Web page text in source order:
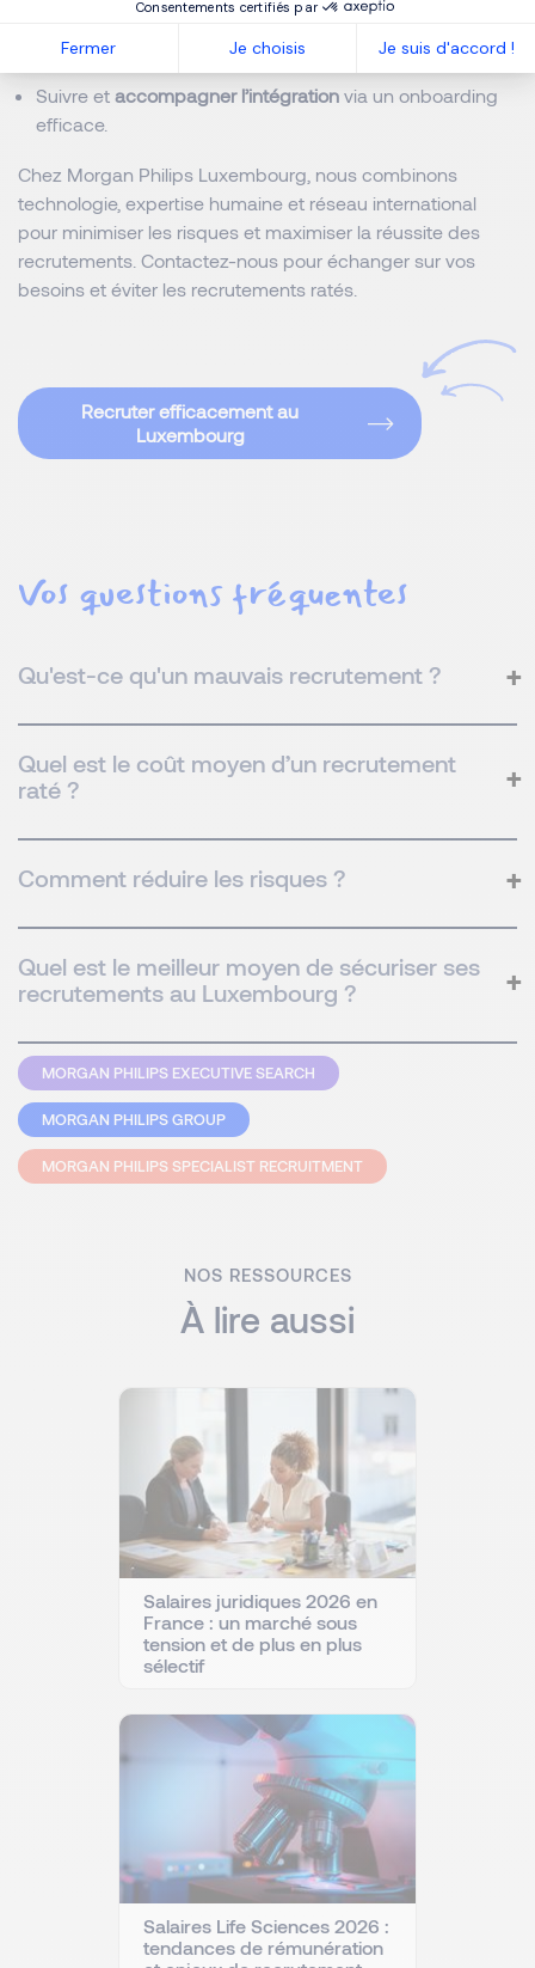
Consentements certifiés par
Fermer Je choisis Je suis d'accord !
références).
Suivre et accompagner l’intégration via un onboarding
efficace.
Chez Morgan Philips Luxembourg, nous combinons
technologie, expertise humaine et réseau international
pour minimiser les risques et maximiser la réussite des
recrutements. Contactez-nous pour échanger sur vos
besoins et éviter les recrutements ratés.
Recruter efficacement au
Luxembourg
Vos questions fréquentes
Qu'est-ce qu'un mauvais recrutement ?
Quel est le coût moyen d’un recrutement
raté ?
Comment réduire les risques ?
Quel est le meilleur moyen de sécuriser ses
recrutements au Luxembourg ?
MORGAN PHILIPS EXECUTIVE SEARCH
MORGAN PHILIPS GROUP
MORGAN PHILIPS SPECIALIST RECRUITMENT
NOS RESSOURCES
À lire aussi
Salaires juridiques 2026 en
France : un marché sous
tension et de plus en plus
sélectif
Salaires Life Sciences 2026 :
tendances de rémunération